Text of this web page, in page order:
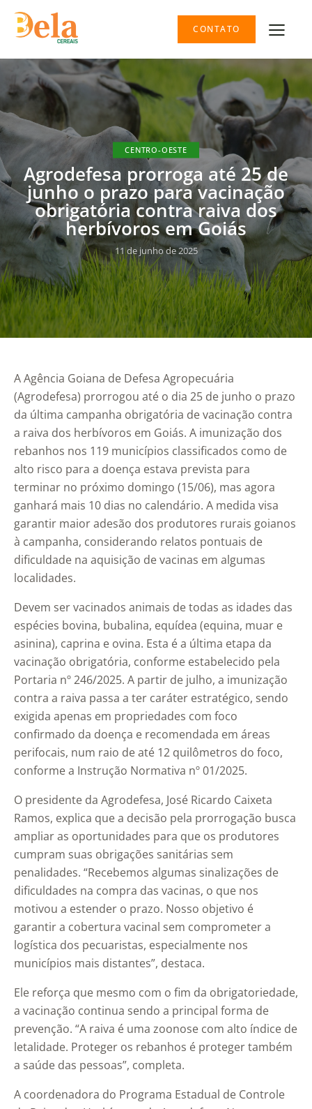
CONTATO
CENTRO-OESTE
Agrodefesa prorroga até 25 de
junho o prazo para vacinação
obrigatória contra raiva dos
herbívoros em Goiás
11 de junho de 2025
A Agência Goiana de Defesa Agropecuária
(Agrodefesa) prorrogou até o dia 25 de junho o prazo
da última campanha obrigatória de vacinação contra
a raiva dos herbívoros em Goiás. A imunização dos
rebanhos nos 119 municípios classificados como de
alto risco para a doença estava prevista para
terminar no próximo domingo (15/06), mas agora
ganhará mais 10 dias no calendário. A medida visa
garantir maior adesão dos produtores rurais goianos
à campanha, considerando relatos pontuais de
dificuldade na aquisição de vacinas em algumas
localidades.
Devem ser vacinados animais de todas as idades das
espécies bovina, bubalina, equídea (equina, muar e
asinina), caprina e ovina. Esta é a última etapa da
vacinação obrigatória, conforme estabelecido pela
Portaria nº 246/2025. A partir de julho, a imunização
contra a raiva passa a ter caráter estratégico, sendo
exigida apenas em propriedades com foco
confirmado da doença e recomendada em áreas
perifocais, num raio de até 12 quilômetros do foco,
conforme a Instrução Normativa nº 01/2025.
O presidente da Agrodefesa, José Ricardo Caixeta
Ramos, explica que a decisão pela prorrogação busca
ampliar as oportunidades para que os produtores
cumpram suas obrigações sanitárias sem
penalidades. “Recebemos algumas sinalizações de
dificuldades na compra das vacinas, o que nos
motivou a estender o prazo. Nosso objetivo é
garantir a cobertura vacinal sem comprometer a
logística dos pecuaristas, especialmente nos
municípios mais distantes”, destaca.
Ele reforça que mesmo com o fim da obrigatoriedade,
a vacinação continua sendo a principal forma de
prevenção. “A raiva é uma zoonose com alto índice de
letalidade. Proteger os rebanhos é proteger também
a saúde das pessoas”, completa.
A coordenadora do Programa Estadual de Controle